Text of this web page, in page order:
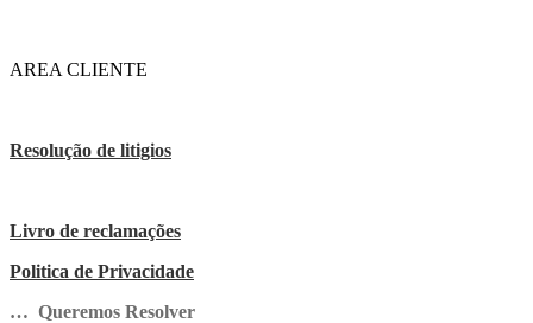
AREA CLIENTE
Resolução de litigios
Livro de reclamações
Politica de Privacidade
… Queremos Resolver